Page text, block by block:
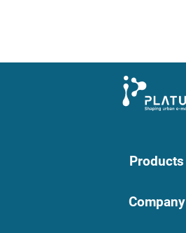
Products
Company